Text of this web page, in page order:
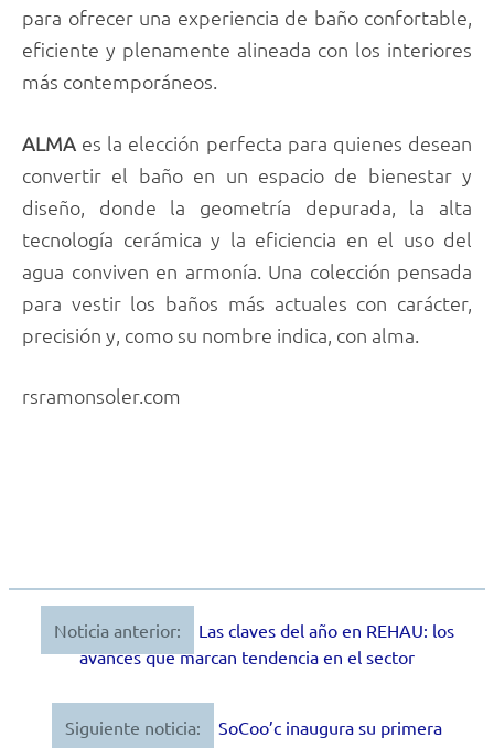
para ofrecer una experiencia de baño confortable,
eficiente y plenamente alineada con los interiores
más contemporáneos.
ALMA es la elección perfecta para quienes desean
convertir el baño en un espacio de bienestar y
diseño, donde la geometría depurada, la alta
tecnología cerámica y la eficiencia en el uso del
agua conviven en armonía. Una colección pensada
para vestir los baños más actuales con carácter,
precisión y, como su nombre indica, con alma.
rsramonsoler.com
Navegación
entradas
Noticia anterior:
Las claves del año en REHAU: los
avances que marcan tendencia en el sector
Siguiente noticia:
SoCoo’c inaugura su primera